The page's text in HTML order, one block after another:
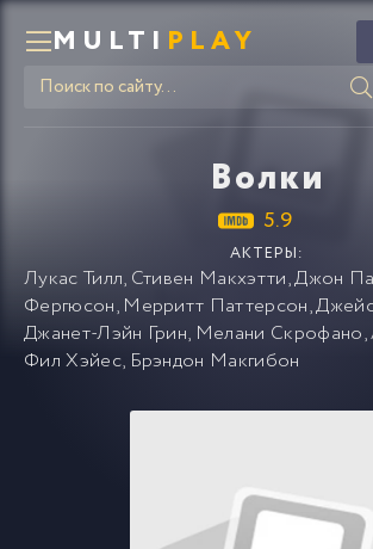
MULTI PLAY
Волки
5.9
АКТЕРЫ:
Лукас Тилл, Стивен Макхэтти,Джон
Фергюсон, Мерритт Паттерсон,
Джанет-Лэйн Грин, Мелани Скрофано,
Фил Хэйес, Брэндон Макгибон